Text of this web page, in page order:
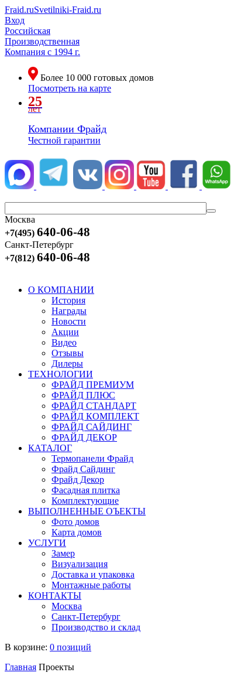
Fraid.ruSvetilniki-Fraid.ru
Вход
Российская
Производственная
Компания с 1994 г.
Более 10 000 готовых домов
Посмотреть на карте
25
лет
Компании Фрайд
Честной гарантии
Москва
+7(495) 640-06-48
Санкт-Петербург
+7(812) 640-06-48
О КОМПАНИИ
История
Награды
Новости
Акции
Видео
Отзывы
Дилеры
ТЕХНОЛОГИИ
ФРАЙД ПРЕМИУМ
ФРАЙД ПЛЮС
ФРАЙД СТАНДАРТ
ФРАЙД КОМПЛЕКТ
ФРАЙД САЙДИНГ
ФРАЙД ДЕКОР
КАТАЛОГ
Термопанели Фрайд
Фрайд Сайдинг
Фрайд Декор
Фасадная плитка
Комплектующие
ВЫПОЛНЕННЫЕ ОЪЕКТЫ
Фото домов
Карта домов
УСЛУГИ
Замер
Визуализация
Доставка и упаковка
Монтажные работы
КОНТАКТЫ
Москва
Санкт-Петербург
Производство и склад
В корзине: 0 позиций
Главная Проекты